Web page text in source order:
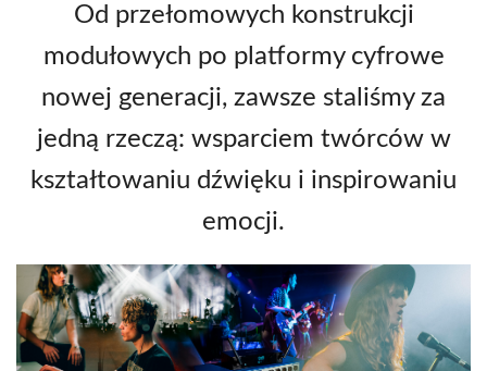
Od przełomowych konstrukcji
modułowych po platformy cyfrowe
nowej generacji, zawsze staliśmy za
jedną rzeczą: wsparciem twórców w
kształtowaniu dźwięku i inspirowaniu
emocji.